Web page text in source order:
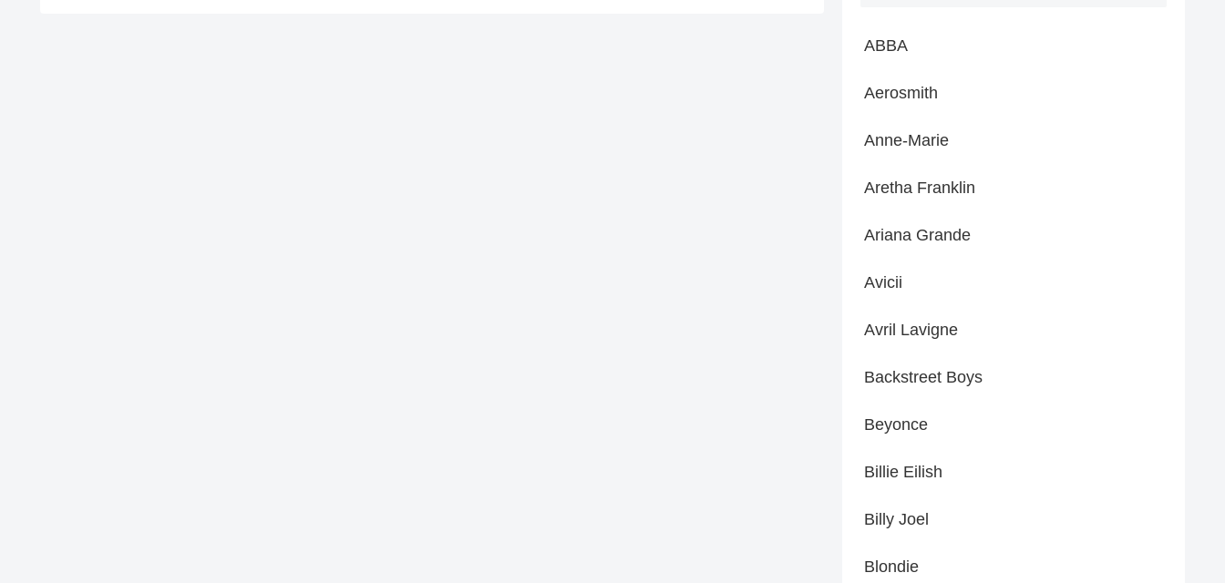
ABBA
Aerosmith
Anne-Marie
Aretha Franklin
Ariana Grande
Avicii
Avril Lavigne
Backstreet Boys
Beyonce
Billie Eilish
Billy Joel
Blondie